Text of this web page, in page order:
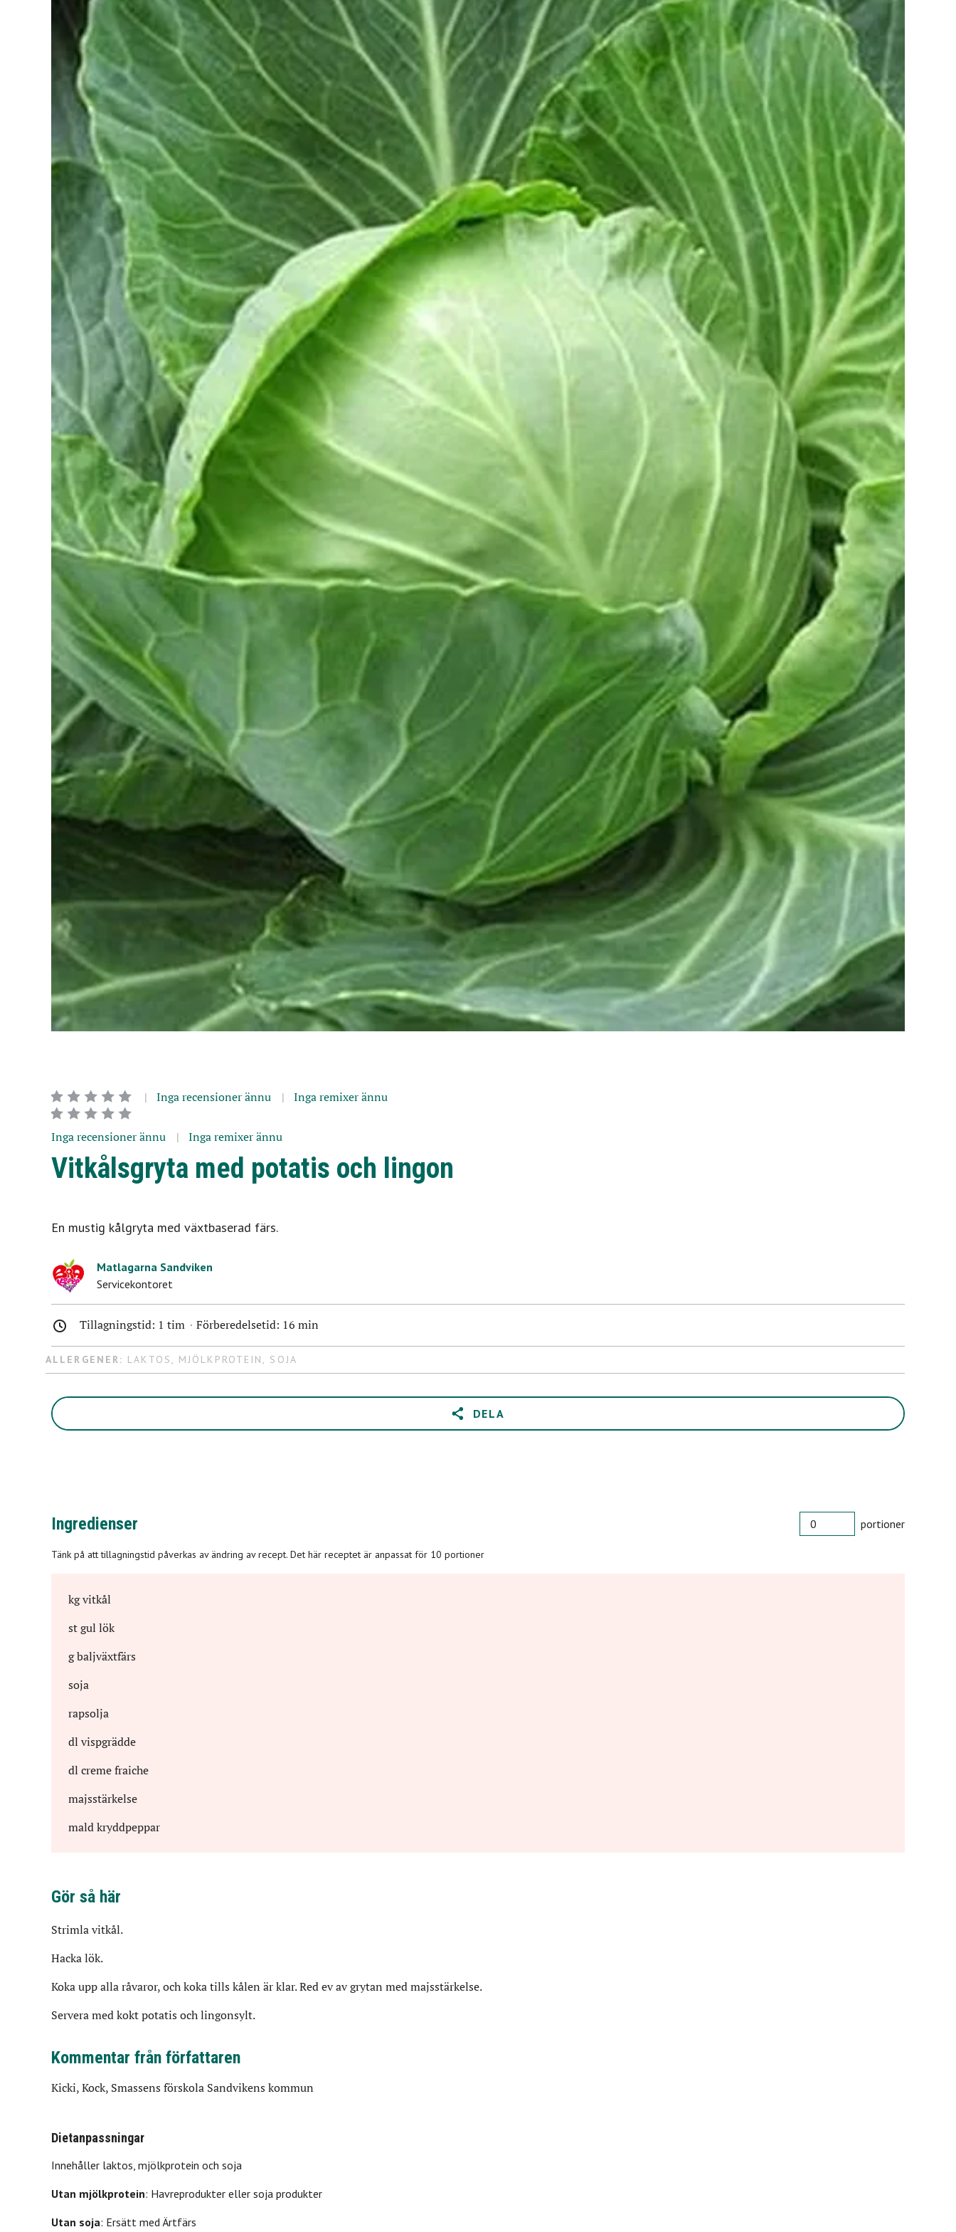
Inga recensioner ännu Inga remixer ännu
Inga recensioner ännu Inga remixer ännu
Vitkålsgryta med potatis och lingon
En mustig kålgryta med växtbaserad färs.
Matlagarna Sandviken
Servicekontoret
Tillagningstid: 1 tim Förberedelsetid: 16 min
ALLERGENER: LAKTOS, MJÖLKPROTEIN, SOJA
DELA
Ingredienser
PORTIONER
portioner
Tänk på att tillagningstid påverkas av ändring av recept. Det här receptet är anpassat för 10 portioner
kgvitkål
stgul lök
gbaljväxtfärs
soja
rapsolja
dl vispgrädde
dl creme fraiche
majsstärkelse
mald kryddpeppar
Gör så här
Strimla vitkål.
Hacka lök.
Koka upp alla råvaror, och koka tills kålen är klar. Red ev av grytan med majsstärkelse.
Servera med kokt potatis och lingonsylt.
Kommentar från författaren
Kicki, Kock, Smassens förskola Sandvikens kommun
Dietanpassningar
Innehåller laktos, mjölkprotein och soja
Utan mjölkprotein: Havreprodukter eller soja produkter
Utan soja: Ersätt med Ärtfärs